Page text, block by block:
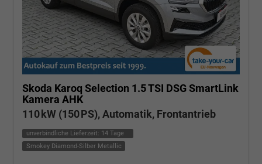
Skoda Karoq Selection 1.5 TSI DSG SmartLink
Kamera AHK
110 kW (150 PS), Automatik, Frontantrieb
unverbindliche Lieferzeit: 14 Tage
Smokey Diamond-Silber Metallic